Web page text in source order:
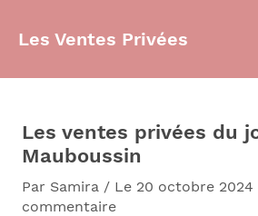
Les Ventes Privées
Les ventes privées du
Mauboussin
Par Samira / Le 20 octobre 2024
commentaire